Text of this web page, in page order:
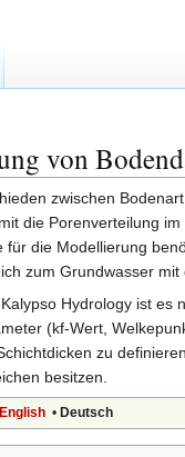
von
zwischen
die Porenverteilung
für die Modellierung
zum Grundwasser
Hydrology ist es
(kf-Wert,
zu
besitzen.
English • Deutsch